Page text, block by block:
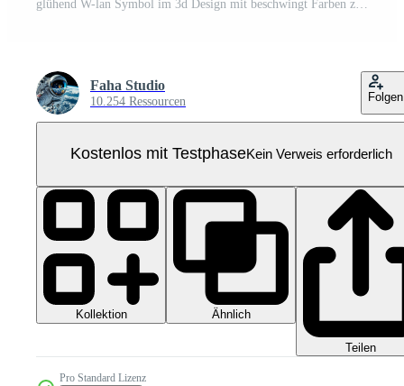
Faha Studio
10.254 Ressourcen Folgen
Kostenlos mit TestphaseKein Verweis erforderlich
Kollektion Ähnlich
Teilen
Pro Standard Lizenz